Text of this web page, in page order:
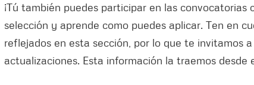
¡Tú también puedes participar en las
selección y aprende como puedes aplicar. Ten en
reflejados en esta sección, por lo que te invitamos
actualizaciones. Esta información la traemos desde